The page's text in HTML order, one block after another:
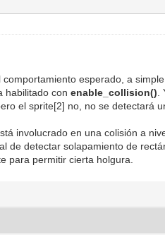
esperado, a
habilitado conenable_collision()
el sprite[2] no, no se detectará
involucrado en una colisión a
detectar solapamiento de
para permitir cierta holgura.